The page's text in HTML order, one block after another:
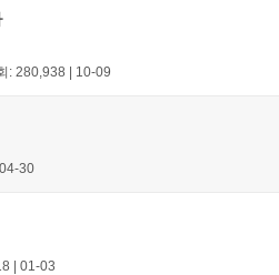
: 280,938 | 10-09
04-30
| 01-03